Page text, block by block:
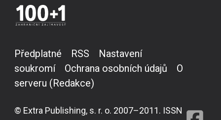
Předplatné RSS
Nastavení
soukromí
Ochrana osobních údajů
O
serveru (Redakce)
© Extra Publishing, s. r. o. 2007–2011. ISSN